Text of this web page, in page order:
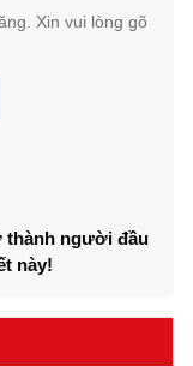
Xin vui lòng gõ
thành người đầu
này!